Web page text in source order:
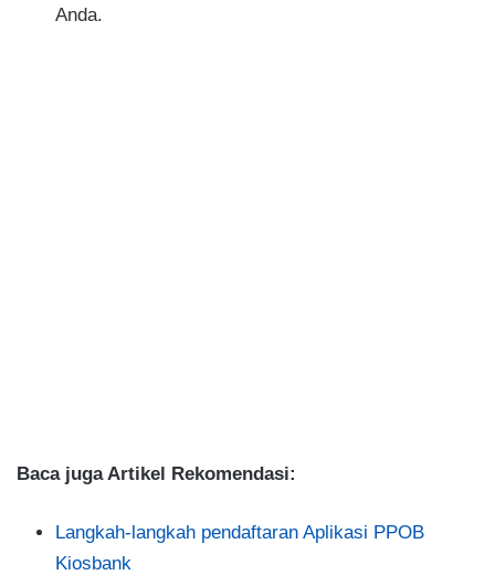
Anda.
Baca juga Artikel Rekomendasi:
Langkah-langkah pendaftaran Aplikasi PPOB
Kiosbank